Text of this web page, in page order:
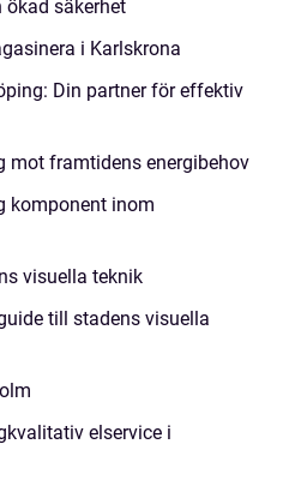
ökad säkerhet
i Karlskrona
Din partner för effektiv
mot framtidens energibehov
komponent inom
visuella teknik
till stadens visuella
elservice i